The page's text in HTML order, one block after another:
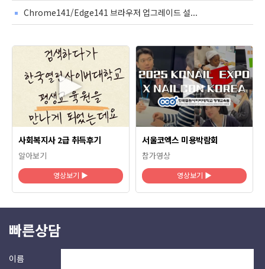
Chrome141/Edge141 브라우저 업그레이드 설...
사회복지사 2급 취득후기
알아보기
영상보기 ▶
서울코엑스 미용박람회
참가영상
영상보기 ▶
빠른상담
이름